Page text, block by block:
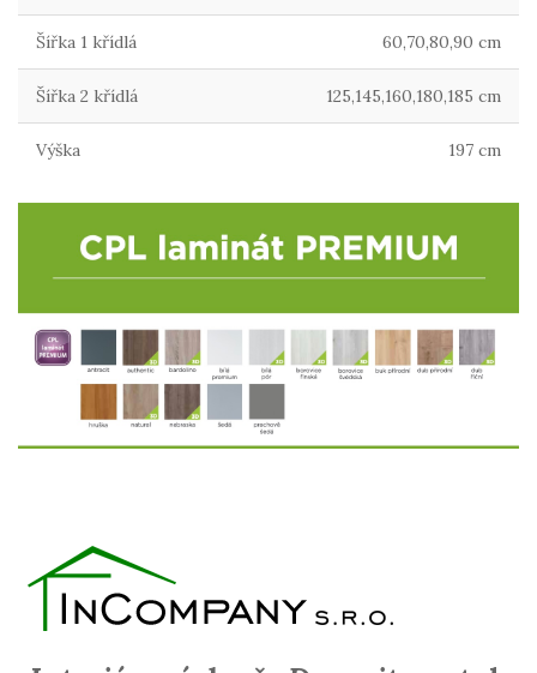
Šířka 1 křídlá 60,70,80,90 cm
Šířka 2 křídlá 125,145,160,180,185 cm
Výška 197 cm